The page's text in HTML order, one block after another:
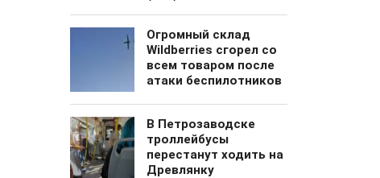
Огромный cклад
Wildberries сгорел со
всем товаром после
атаки беспилотников
В Петрозаводске
троллейбусы
перестанут ходить на
Древлянку